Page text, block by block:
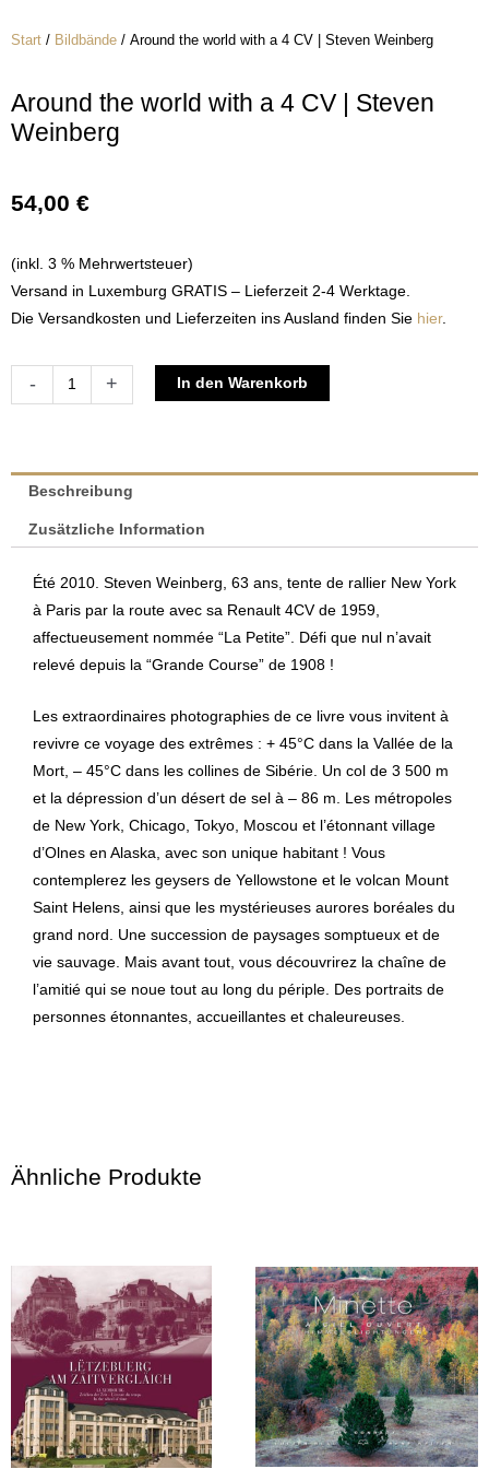
Start / Bildbände / Around the world with a 4 CV | Steven Weinberg
Around the world with a 4 CV | Steven
Weinberg
54,00 €
(inkl. 3 % Mehrwertsteuer)
Versand in Luxemburg GRATIS – Lieferzeit 2-4 Werktage.
Die Versandkosten und Lieferzeiten ins Ausland finden Sie hier.
-
Around
a
CV
Steven
Weinberg
Menge
+ In den Warenkorb
Beschreibung
Zusätzliche Information
Été 2010. Steven Weinberg, 63 ans, tente de rallier New York
à Paris par la route avec sa Renault 4CV de 1959,
affectueusement nommée “La Petite”. Défi que nul n’avait
relevé depuis la “Grande Course” de 1908 !
Les extraordinaires photographies de ce livre vous invitent à
revivre ce voyage des extrêmes : + 45°C dans la Vallée de la
Mort, – 45°C dans les collines de Sibérie. Un col de 3 500 m
et la dépression d’un désert de sel à – 86 m. Les métropoles
de New York, Chicago, Tokyo, Moscou et l’étonnant village
d’Olnes en Alaska, avec son unique habitant ! Vous
contemplerez les geysers de Yellowstone et le volcan Mount
Saint Helens, ainsi que les mystérieuses aurores boréales du
grand nord. Une succession de paysages somptueux et de
vie sauvage. Mais avant tout, vous découvrirez la chaîne de
l’amitié qui se noue tout au long du périple. Des portraits de
personnes étonnantes, accueillantes et chaleureuses.
Ähnliche Produkte